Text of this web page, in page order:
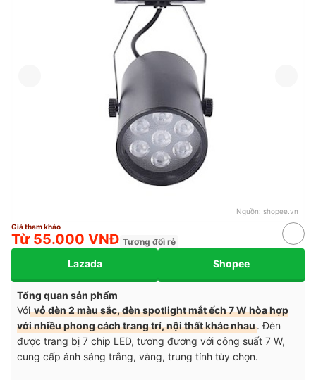
Nguồn: shopee.vn
Giá tham khảo
Từ 55.000 VNĐ Tương đối rẻ
Lazada Shopee
Tổng quan sản phẩm
Vớivỏ đèn 2 màu sắc, đèn spotlight mắt ếch 7 W hòa hợp
với nhiều phong cách trang trí, nội thất khác nhau. Đèn
được trang bị 7 chip LED, tương đương với công suất 7 W,
cung cấp ánh sáng trắng, vàng, trung tính tùy chọn.